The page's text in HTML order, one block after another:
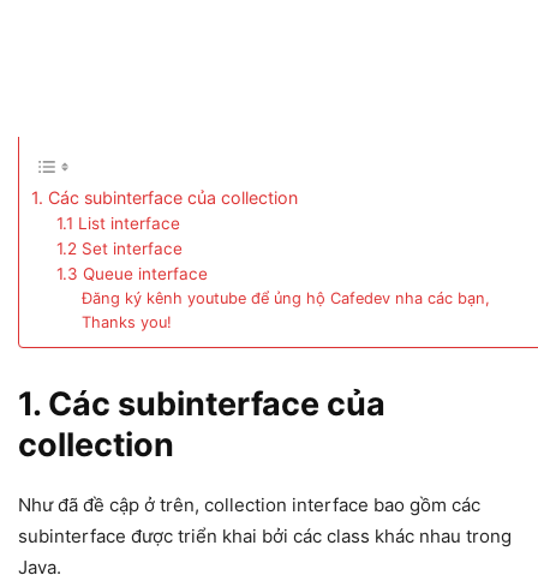
1. Các subinterface của collection
1.1 List interface
1.2 Set interface
1.3 Queue interface
Đăng ký kênh youtube để ủng hộ Cafedev nha các bạn,
Thanks you!
1. Các subinterface của
collection
Như đã đề cập ở trên, collection interface bao gồm các
subinterface được triển khai bởi các class khác nhau trong
Java.